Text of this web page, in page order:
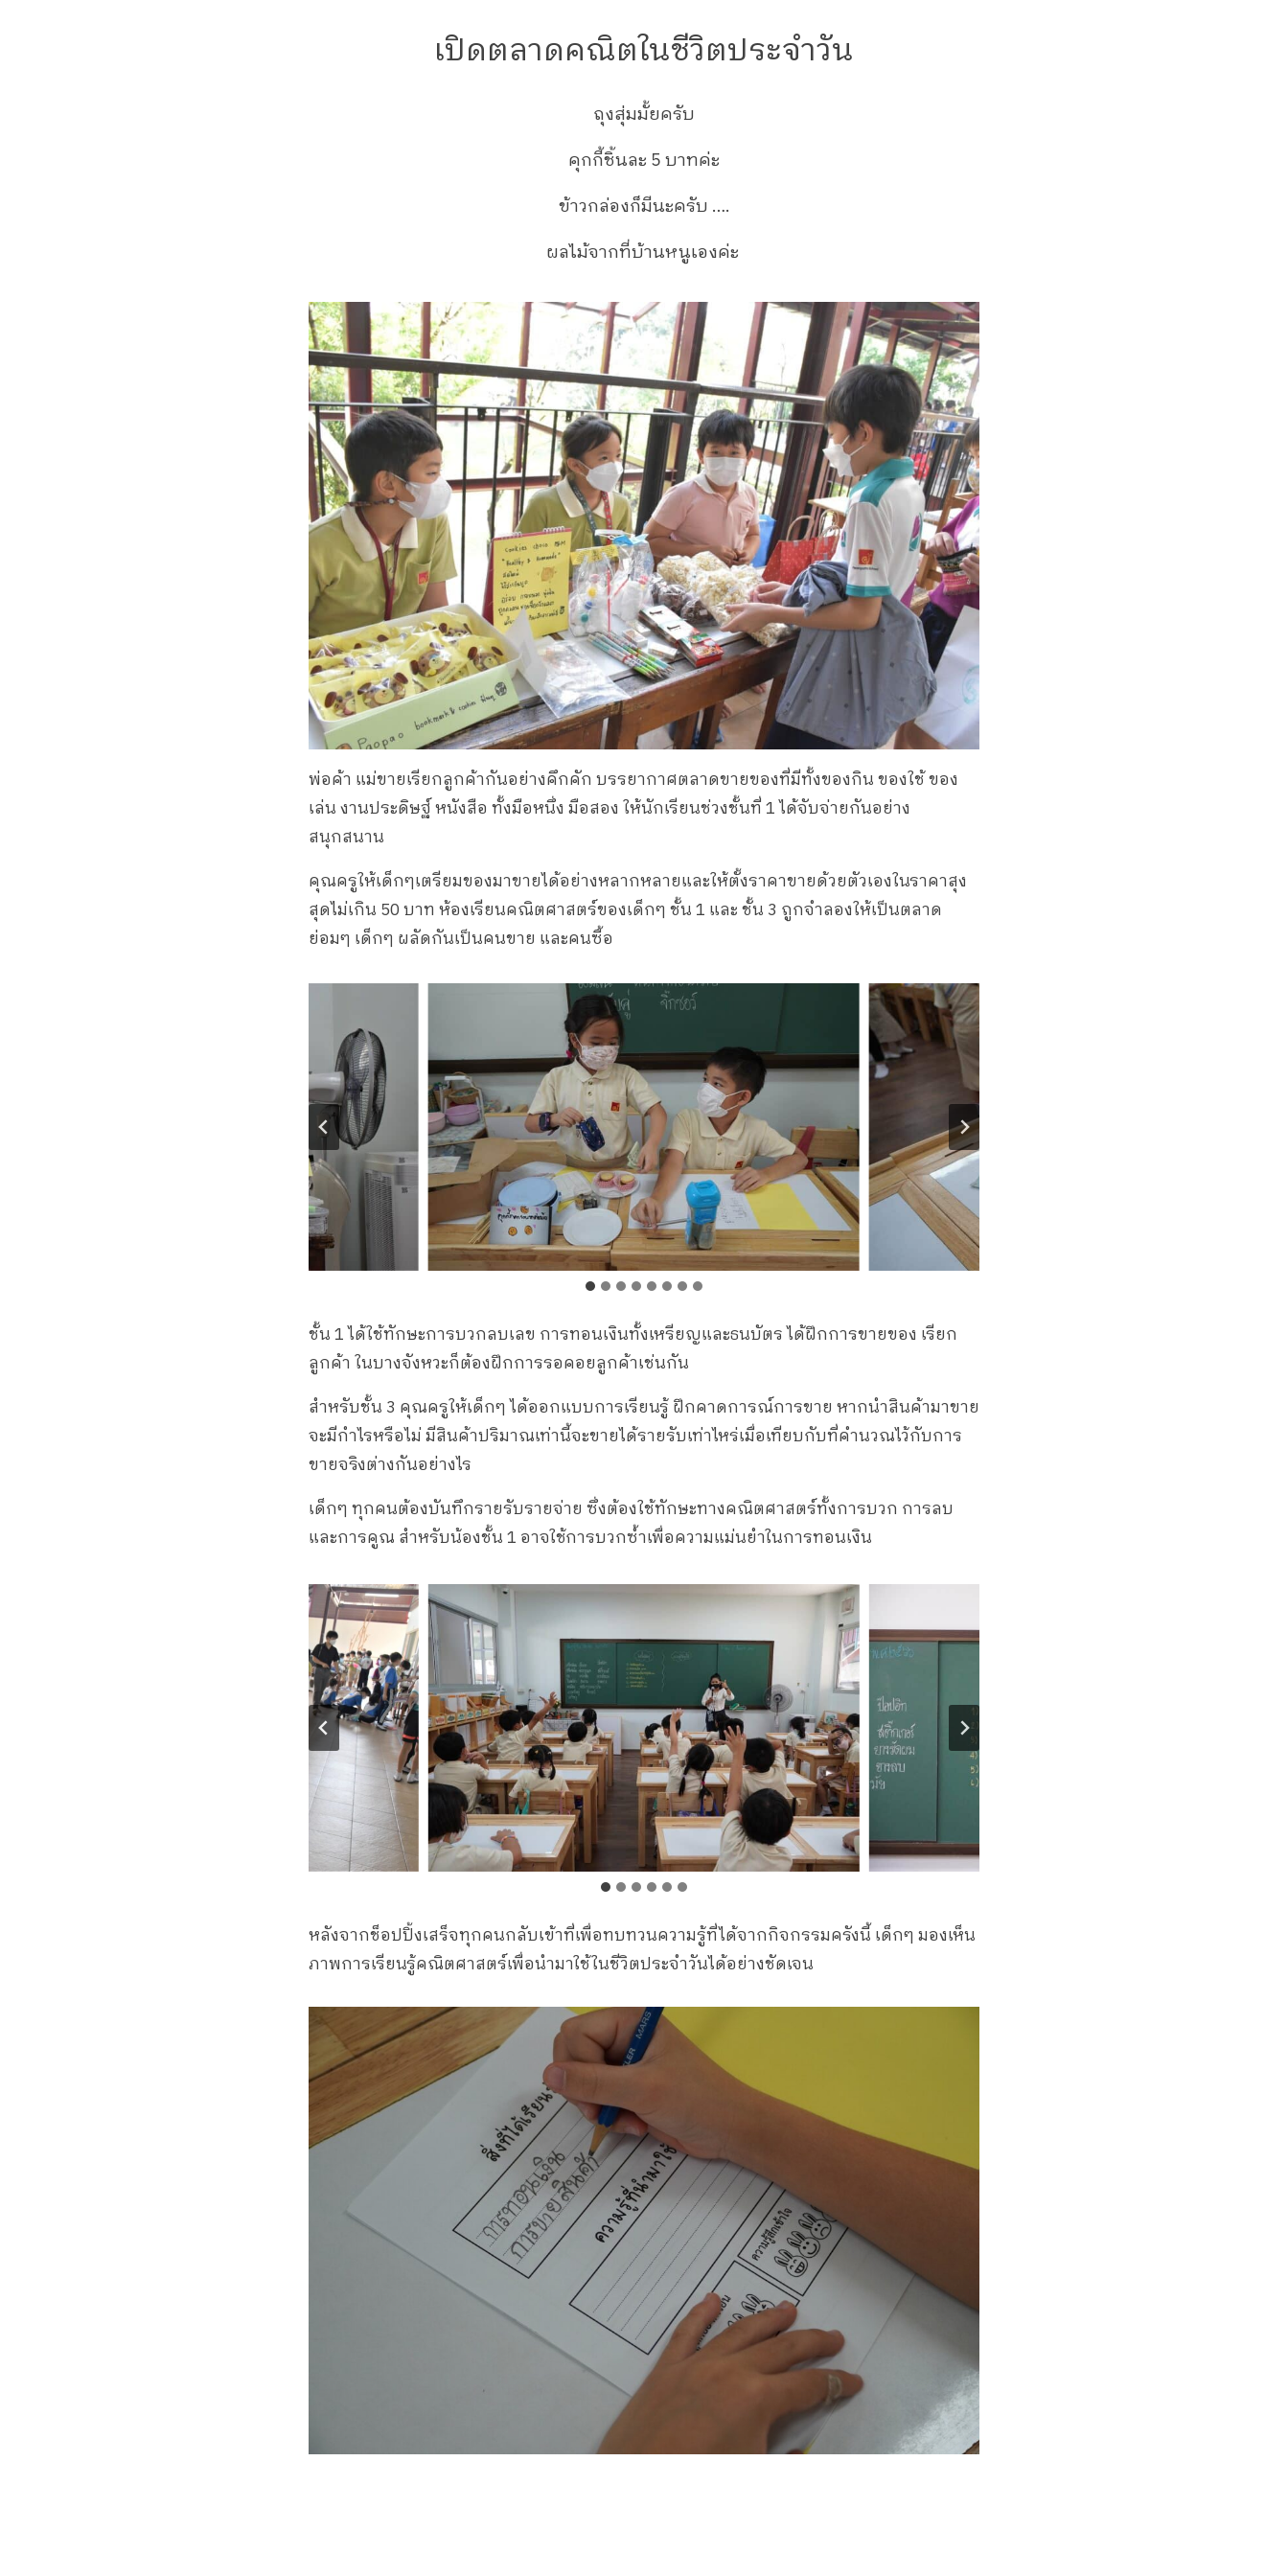
เปิดตลาดคณิตในชีวิตประจำวัน
ถุงสุ่มมั้ยครับ
คุกกี้ชิ้นละ 5 บาทค่ะ
ข้าวกล่องก็มีนะครับ ….
ผลไม้จากที่บ้านหนูเองค่ะ
พ่อค้า แม่ขายเรียกลูกค้ากันอย่างคึกคัก บรรยากาศตลาดขายของที่มีทั้งของกิน ของใช้ ของ
เล่น งานประดิษฐ์ หนังสือ ทั้งมือหนึ่ง มือสอง ให้นักเรียนช่วงชั้นที่ 1 ได้จับจ่ายกันอย่าง
สนุกสนาน
คุณครูให้เด็กๆเตรียมของมาขายได้อย่างหลากหลายและให้ตั้งราคาขายด้วยตัวเองในราคาสุง
สุดไม่เกิน 50 บาท ห้องเรียนคณิตศาสตร์ของเด็กๆ ชั้น 1 และ ชั้น 3 ถูกจำลองให้เป็นตลาด
ย่อมๆ เด็กๆ ผลัดกันเป็นคนขาย และคนซื้อ
ชั้น 1 ได้ใช้ทักษะการบวกลบเลข การทอนเงินทั้งเหรียญและธนบัตร ได้ฝึกการขายของ เรียก
ลูกค้า ในบางจังหวะก็ต้องฝึกการรอคอยลูกค้าเช่นกัน
สำหรับชั้น 3 คุณครูให้เด็กๆ ได้ออกแบบการเรียนรู้ ฝึกคาดการณ์การขาย หากนำสินค้ามาขาย
จะมีกำไรหรือไม่ มีสินค้าปริมาณเท่านี้จะขายได้รายรับเท่าไหร่เมื่อเทียบกับที่คำนวณไว้กับการ
ขายจริงต่างกันอย่างไร
เด็กๆ ทุกคนต้องบันทึกรายรับรายจ่าย ซึ่งต้องใช้ทักษะทางคณิตศาสตร์ทั้งการบวก การลบ
และการคูณ สำหรับน้องชั้น 1 อาจใช้การบวกซ้ำเพื่อความแม่นยำในการทอนเงิน
หลังจากช็อปปิ้งเสร็จทุกคนกลับเข้าที่เพื่อทบทวนความรู้ที่ได้จากกิจกรรมครังนี้ เด็กๆ มองเห็น
ภาพการเรียนรู้คณิตศาสตร์เพื่อนำมาใช้ในชีวิตประจำวันได้อย่างชัดเจน